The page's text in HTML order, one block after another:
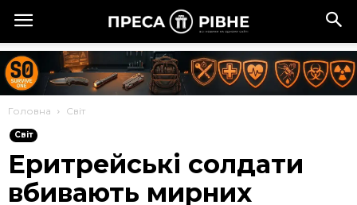
Головна Cвіт
Cвіт
Еритрейські солдати
вбивають мирних